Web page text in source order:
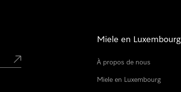
Miele en Luxembourg
À propos de nous
Miele en Luxembourg